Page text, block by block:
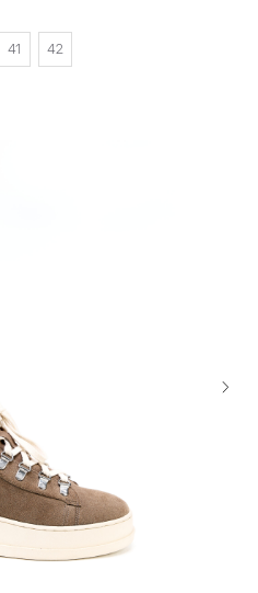
41 42